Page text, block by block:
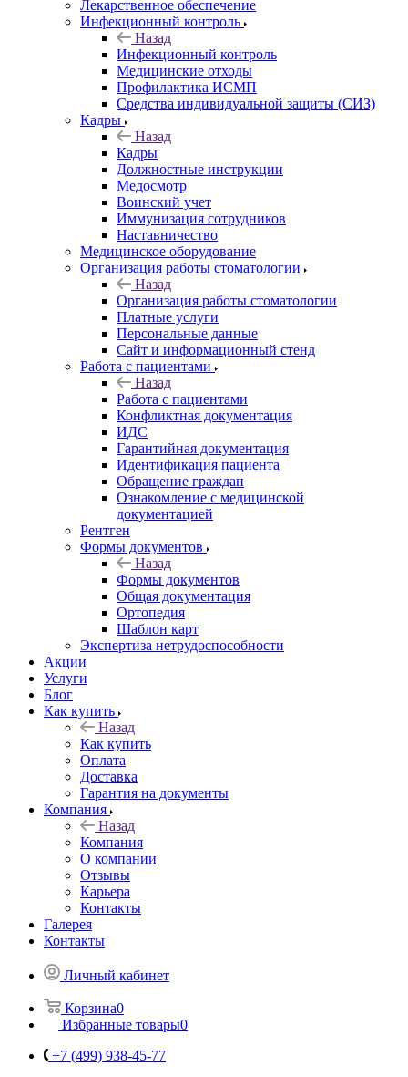
Лекарственное обеспечение
Инфекционный контроль
Назад
Инфекционный контроль
Медицинские отходы
Профилактика ИСМП
Средства индивидуальной защиты (СИЗ)
Кадры
Назад
Кадры
Должностные инструкции
Медосмотр
Воинский учет
Иммунизация сотрудников
Наставничество
Медицинское оборудование
Организация работы стоматологии
Назад
Организация работы стоматологии
Платные услуги
Персональные данные
Сайт и информационный стенд
Работа с пациентами
Назад
Работа с пациентами
Конфликтная документация
ИДС
Гарантийная документация
Идентификация пациента
Обращение граждан
Ознакомление с медицинской
документацией
Рентген
Формы документов
Назад
Формы документов
Общая документация
Ортопедия
Шаблон карт
Экспертиза нетрудоспособности
Акции
Услуги
Блог
Как купить
Назад
Как купить
Оплата
Доставка
Гарантия на документы
Компания
Назад
Компания
О компании
Отзывы
Карьера
Контакты
Галерея
Контакты
Личный кабинет
Корзина0
Избранные товары0
+7 (499) 938-45-77